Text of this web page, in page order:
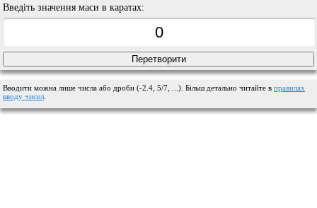
Введіть значення маси в каратах:
Вводити можна лише числа або дроби (-2.4, 5/7, ...). Більш детально читайте в правилах
вводу чисел